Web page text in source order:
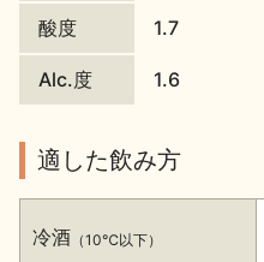
地酒・イベント情報
酸度 1.7
Alc.度 1.6
適した飲み方
冷酒 （10℃以下）